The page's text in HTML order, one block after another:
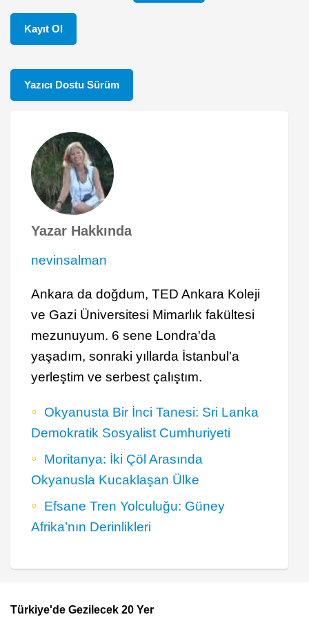
Kayıt Ol
Yazıcı Dostu Sürüm
Yazar Hakkında
nevinsalman
Ankara da doğdum, TED Ankara Koleji
ve Gazi Üniversitesi Mimarlık fakültesi
mezunuyum. 6 sene Londra'da
yaşadım, sonraki yıllarda İstanbul'a
yerleştim ve serbest çalıştım.
Okyanusta Bir İnci Tanesi: Sri Lanka
Demokratik Sosyalist Cumhuriyeti
Moritanya: İki Çöl Arasında
Okyanusla Kucaklaşan Ülke
Efsane Tren Yolculuğu: Güney
Afrika’nın Derinlikleri
Türkiye'de Gezilecek 20 Yer